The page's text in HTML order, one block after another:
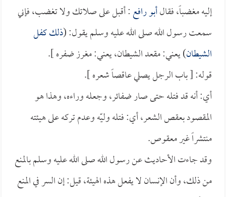
إليه مغضباً، فقالأبو رافع: أقبل على صلاتك ولا تغضب، فإني
سمعت رسول الله صلى الله عليه وسلم يقول: (ذلك كفل
الشيطان) يعني: مقعد الشيطان، يعني: مغرز ضفره ].
قوله: [ باب الرجل يصلي عاقصاً شعره ].
أي: أنه قد فتله حتى صار ضفائر، وجعله وراءه، وهذا هو
المقصود بعقص الشعر، أي: فتله وليّه وعدم تركه على هيئته
منتشراً غير معقوص.
وقد جاءت الأحاديث عن رسول الله صلى الله عليه وسلم بالمنع
من ذلك، وأن الإنسان لا يفعل هذه الهيئة، قيل: إن السر في المنع